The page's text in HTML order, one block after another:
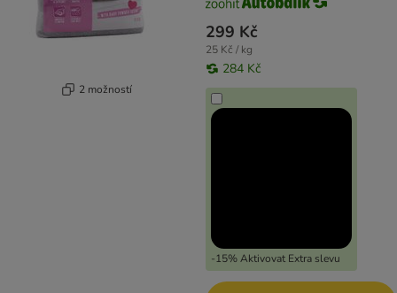
2 možností
299 Kč
25 Kč / kg
284 Kč
-15% Aktivovat Extra slevu